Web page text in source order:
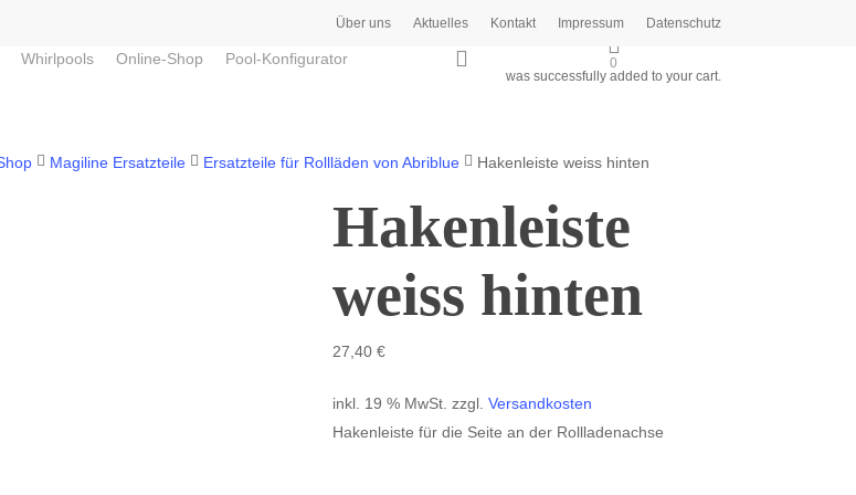
Über uns Aktuelles Kontakt Impressum Datenschutz
Whirlpools Online-Shop Pool-Konfigurator
0
was successfully added to your cart.
Magiline Ersatzteile Ersatzteile für Rollläden von Abriblue Hakenleiste weiss hinten
Hakenleiste
weiss hinten
27,40 €
inkl. 19 % MwSt. zzgl. Versandkosten
Hakenleiste für die Seite an der Rollladenachse